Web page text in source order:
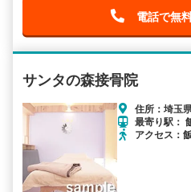
電話で無
サンタの森接骨院
住所：埼玉
最寄り駅：
アクセス：